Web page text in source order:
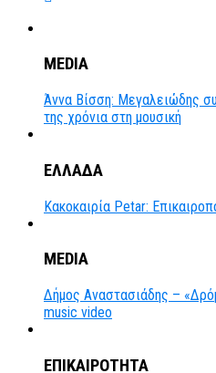
MEDIA
Άννα Βίσση: Μεγαλειώδης
της χρόνια στη μουσική
ΕΛΛΑΔΑ
Κακοκαιρία Petar:
MEDIA
Δήμος Αναστασιάδης –
music video
ΕΠΙΚΑΙΡΟΤΗΤΑ